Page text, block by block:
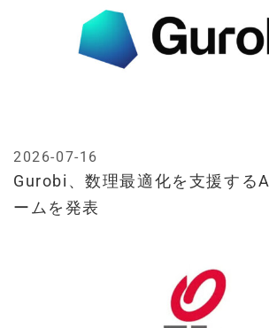
Gurobi、数理最適化を支援する
ームを発表
2026-07-16